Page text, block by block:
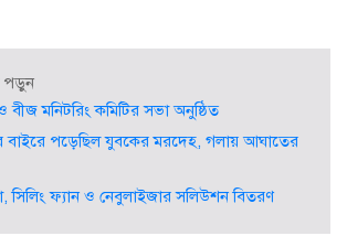
পড়ুন
মনিটরিং কমিটির সভা অনুষ্ঠিত
বাইরে পড়েছিল যুবকের মরদেহ, গলায় আঘাতের
সিলিং ফ্যান ও নেবুলাইজার সলিউশন বিতরণ